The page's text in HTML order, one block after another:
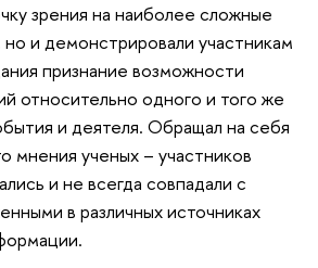
зрения на наиболее сложные
и демонстрировали участникам
признание возможности
относительно одного и того же
и деятеля. Обращал на себя
мнения ученых – участников
и не всегда совпадали с
в различных источниках